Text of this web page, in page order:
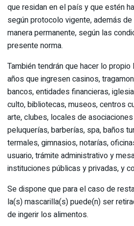
que residan en el país y que estén
según protocolo vigente, además
manera permanente, según las
presente norma.
También tendrán que hacer lo
años que ingresen casinos,
bancos, entidades financieras,
culto, bibliotecas, museos, centros
arte, clubes, locales de
peluquerías, barberías, spa, baños
termales, gimnasios, notarías,
usuario, trámite administrativo y
instituciones públicas y privadas, y
Se dispone que para el caso de
la(s) mascarilla(s) puede(n) ser
de ingerir los alimentos.